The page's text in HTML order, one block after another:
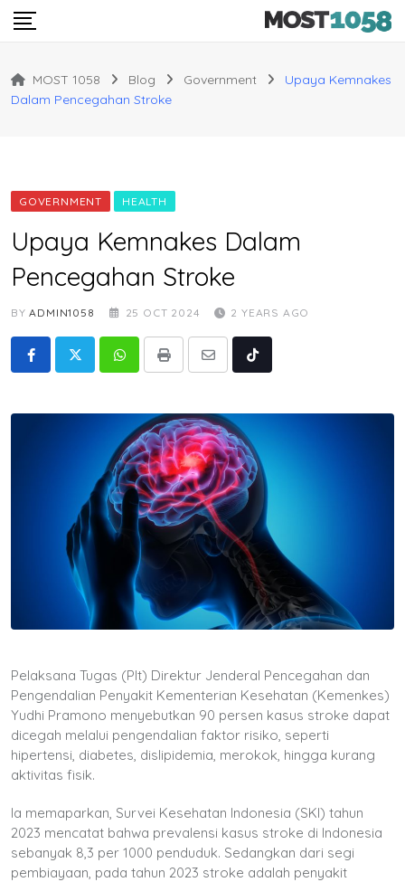
Skip
MOST 1058 Blog Government
Upaya Kemnakes
Dalam Pencegahan Stroke
GOVERNMENT HEALTH
Upaya Kemnakes Dalam
Pencegahan Stroke
BYADMIN1058 25 OCT 2024 2 YEARS AGO
WhatsappPrint
Share
Tiktok
Pelaksana Tugas (Plt) Direktur Jenderal Pencegahan dan
Pengendalian Penyakit Kementerian Kesehatan (Kemenkes)
Yudhi Pramono menyebutkan 90 persen kasus stroke dapat
dicegah melalui pengendalian faktor risiko, seperti
hipertensi, diabetes, dislipidemia, merokok, hingga kurang
aktivitas fisik.
Ia memaparkan, Survei Kesehatan Indonesia (SKI) tahun
2023 mencatat bahwa prevalensi kasus stroke di Indonesia
sebanyak 8,3 per 1000 penduduk. Sedangkan dari segi
pembiayaan, pada tahun 2023 stroke adalah penyakit